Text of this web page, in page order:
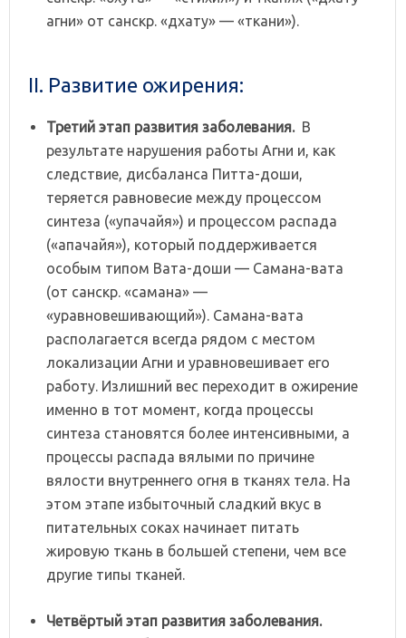
агни» от санскр. «дхату» — «ткани»).
II. Развитие ожирения:
Третий этап развития заболевания.В
результате нарушения работы Агни и, как
следствие, дисбаланса Питта-доши,
теряется равновесие между процессом
синтеза («упачайя») и процессом распада
(«апачайя»), который поддерживается
особым типом Вата-доши — Самана-вата
(от санскр. «самана» —
«уравновешивающий»). Самана-вата
располагается всегда рядом с местом
локализации Агни и уравновешивает его
работу. Излишний вес переходит в ожирение
именно в тот момент, когда процессы
синтеза становятся более интенсивными, а
процессы распада вялыми по причине
вялости внутреннего огня в тканях тела. На
этом этапе избыточный сладкий вкус в
питательных соках начинает питать
жировую ткань в большей степени, чем все
другие типы тканей.
Четвёртый этап развития заболевания.